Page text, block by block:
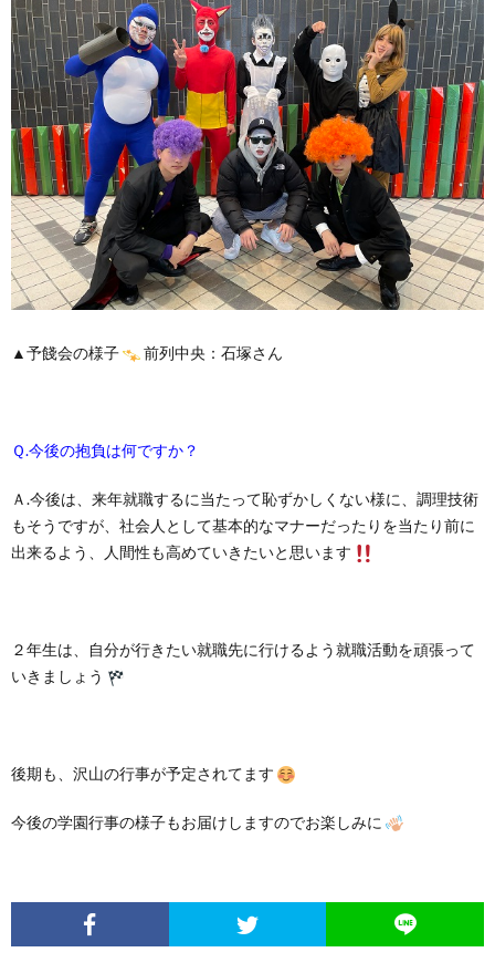
▲予餞会の様子 前列中央：石塚さん
Ｑ.今後の抱負は何ですか？
Ａ.今後は、来年就職するに当たって恥ずかしくない様に、調理技術
もそうですが、社会人として基本的なマナーだったりを当たり前に
出来るよう、人間性も高めていきたいと思います
２年生は、自分が行きたい就職先に行けるよう就職活動を頑張って
いきましょう
後期も、沢山の行事が予定されてます
今後の学園行事の様子もお届けしますのでお楽しみに